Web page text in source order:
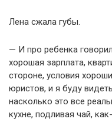
Лена сжала губы.
— И про ребенка
хорошая зарплата,
стороне, условия
юристов, и я буду
насколько это все
кухне, подливая чай,